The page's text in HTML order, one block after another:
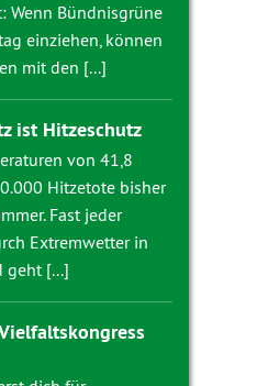
Wenn Bündnisgrüne
einziehen, können
mit den [...]
ist Hitzeschutz
von 41,8
Hitzetote bisher
Fast jeder
Extremwetter in
geht [...]